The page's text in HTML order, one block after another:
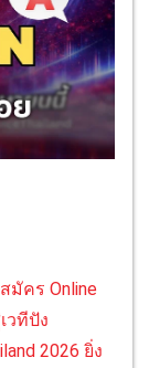
มัคร Online
วทีปัง
2026 ยิ่ง